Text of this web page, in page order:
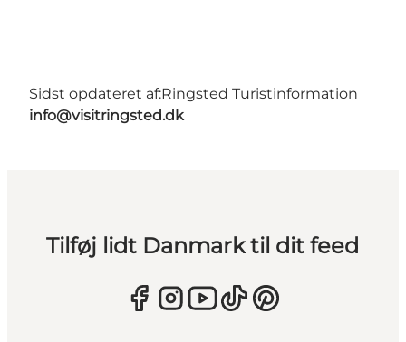
Sidst opdateret af:Ringsted Turistinformation
info@visitringsted.dk
Tilføj lidt Danmark til dit feed